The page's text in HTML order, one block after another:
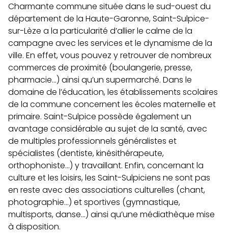
Charmante commune située dans le sud-ouest du
département de la Haute-Garonne, Saint-Sulpice-
sur-Lèze a la particularité d’allier le calme de la
campagne avec les services et le dynamisme de la
ville. En effet, vous pouvez y retrouver de nombreux
commerces de proximité (boulangerie, presse,
pharmacie…) ainsi qu’un supermarché. Dans le
domaine de l’éducation, les établissements scolaires
de la commune concernent les écoles maternelle et
primaire. Saint-Sulpice possède également un
avantage considérable au sujet de la santé, avec
de multiples professionnels généralistes et
spécialistes (dentiste, kinésithérapeute,
orthophoniste…) y travaillant. Enfin, concernant la
culture et les loisirs, les Saint-Sulpiciens ne sont pas
en reste avec des associations culturelles (chant,
photographie…) et sportives (gymnastique,
multisports, danse…) ainsi qu’une médiathèque mise
à disposition.